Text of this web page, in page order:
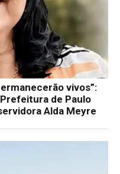
vivos”:
de Paulo
Alda Meyre